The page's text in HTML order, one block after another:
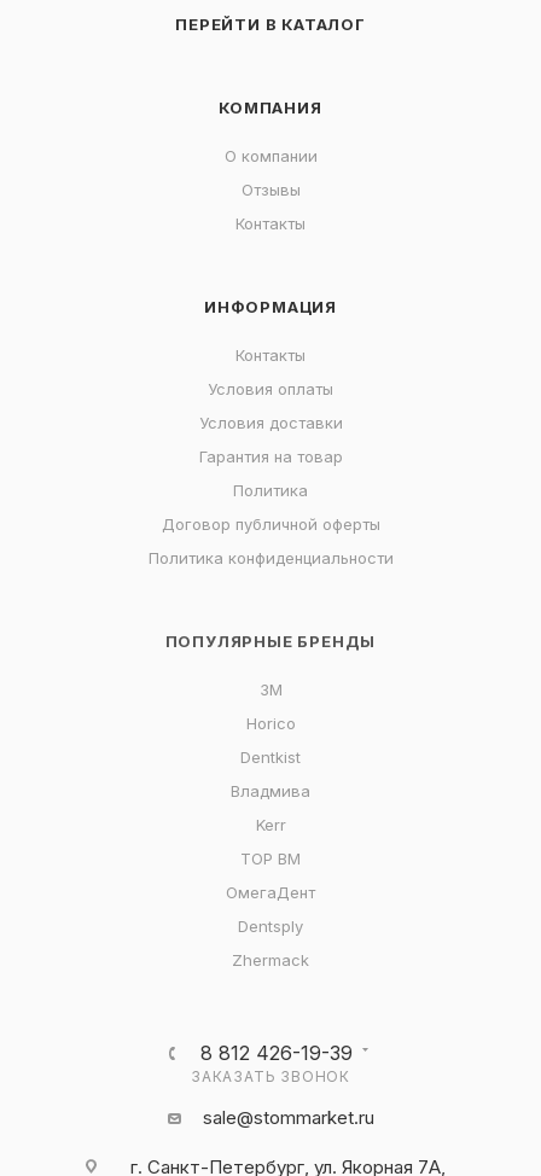
ПЕРЕЙТИ В КАТАЛОГ
КОМПАНИЯ
О компании
Отзывы
Контакты
ИНФОРМАЦИЯ
Контакты
Условия оплаты
Условия доставки
Гарантия на товар
Политика
Договор публичной оферты
Политика конфиденциальности
ПОПУЛЯРНЫЕ БРЕНДЫ
3M
Horico
Dentkist
Владмива
Kerr
ТОР ВМ
ОмегаДент
Dentsply
Zhermack
8 812 426-19-39
ЗАКАЗАТЬ ЗВОНОК
sale@stommarket.ru
г. Cанкт-Петербург, ул. Якорная 7А,